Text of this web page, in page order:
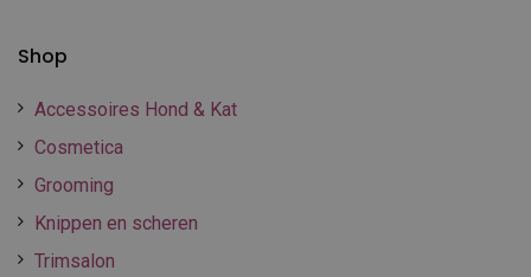
Shop
Accessoires Hond & Kat
Cosmetica
Grooming
Knippen en scheren
Trimsalon